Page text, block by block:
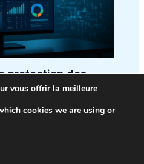
protection des
plus de
vous offrir la meilleure
cookies we are using or